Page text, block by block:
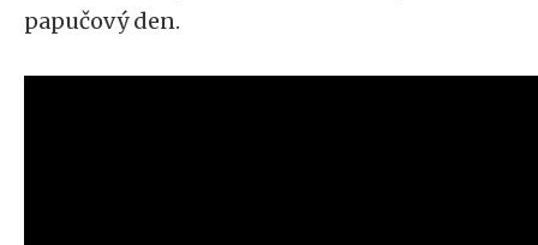
papučový den.